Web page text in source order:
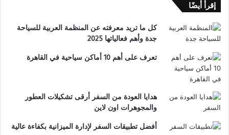
إقرأ أيضًا
كل ما تريد معرفته عن المنظمة العربية للسياحة
جدة وأهم فعالياتها 2025
تعرف على أهم 10 أماكن سياحية في القاهرة
هدايا العودة من السفر أرقى تشكيلات العطور
والمجوهرات اون لاين
أفضل تطبيقات السفر لإدارة الميزانية بكفاءة عالية